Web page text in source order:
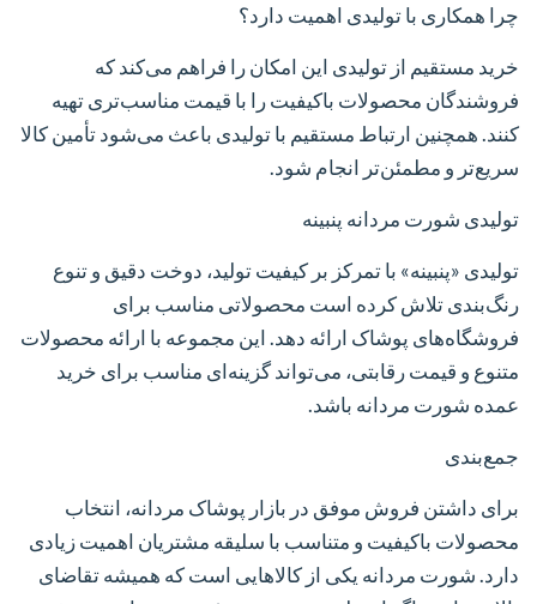
چرا همکاری با تولیدی اهمیت دارد؟
خرید مستقیم از تولیدی این امکان را فراهم می‌کند که
فروشندگان محصولات باکیفیت را با قیمت مناسب‌تری تهیه
کنند. همچنین ارتباط مستقیم با تولیدی باعث می‌شود تأمین کالا
سریع‌تر و مطمئن‌تر انجام شود.
تولیدی شورت مردانه پنبینه
تولیدی «پنبینه» با تمرکز بر کیفیت تولید، دوخت دقیق و تنوع
رنگ‌بندی تلاش کرده است محصولاتی مناسب برای
فروشگاه‌های پوشاک ارائه دهد. این مجموعه با ارائه محصولات
متنوع و قیمت رقابتی، می‌تواند گزینه‌ای مناسب برای خرید
عمده شورت مردانه باشد.
جمع‌بندی
برای داشتن فروش موفق در بازار پوشاک مردانه، انتخاب
محصولات باکیفیت و متناسب با سلیقه مشتریان اهمیت زیادی
دارد. شورت مردانه یکی از کالاهایی است که همیشه تقاضای